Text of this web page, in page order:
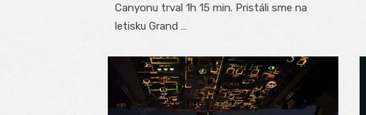
Canyonu trval 1h 15 min. Pristáli sme na
letisku Grand …